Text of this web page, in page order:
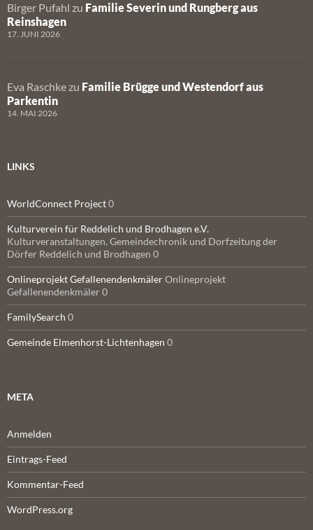
Birger Pufahl zu Familie Severin und Rungberg aus
Reinshagen
17. JUNI 2026
Eva Raschke zu Familie Brügge und Westendorf aus
Parkentin
14. MAI 2026
LINKS
WorldConnect Project0
Kulturverein für Reddelich und Brodhagen e.V.
Kulturveranstaltungen, Gemeindechronik und Dorfzeitung der
Dörfer Reddelich und Brodhagen 0
Onlineprojekt GefallenendenkmälerOnlineprojekt
Gefallenendenkmäler 0
FamilySearch 0
Gemeinde Elmenhorst-Lichtenhagen 0
META
Anmelden
Eintrags-Feed
Kommentar-Feed
WordPress.org